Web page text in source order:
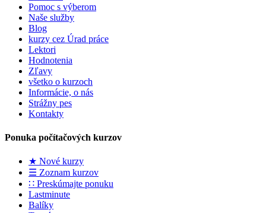
Pomoc s výberom
Naše služby
Blog
kurzy cez Úrad práce
Lektori
Hodnotenia
Zľavy
všetko o kurzoch
Informácie, o nás
Strážny pes
Kontakty
Ponuka počítačových kurzov
★ Nové kurzy
☰ Zoznam kurzov
∷ Preskúmajte ponuku
Lastminute
Balíky